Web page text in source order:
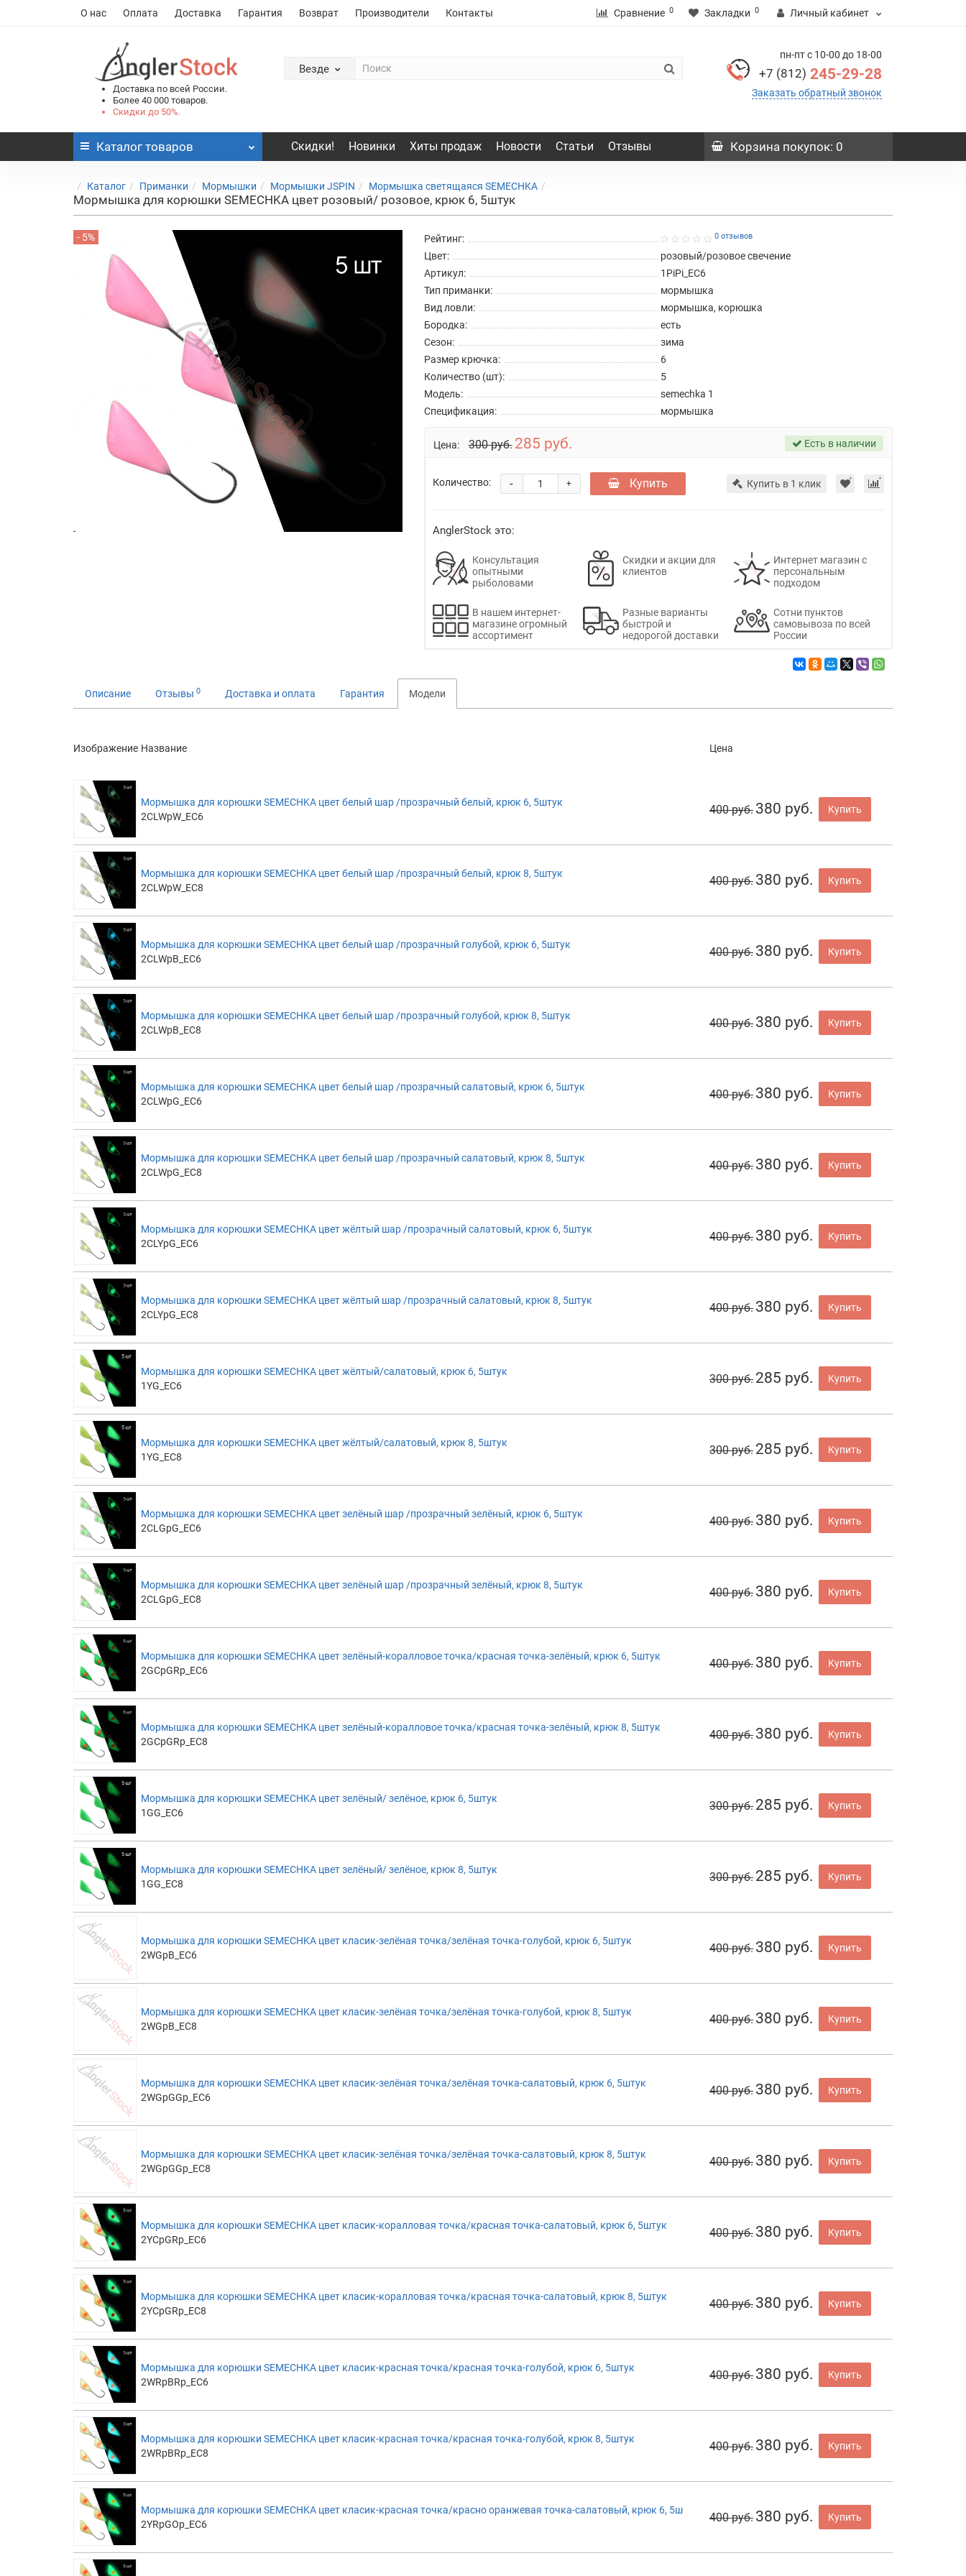
О нас Оплата Доставка Гарантия Возврат Производители Контакты Сравнение 0 Закладки 0 Личный кабинет
Доставка по всей России.
Более 40 000 товаров.
Скидки до 50%.
Везде
пн-пт с 10-00 до 18-00
+7 (812) 245-29-28
Заказать обратный звонок
Каталог товаров Скидки! Новинки Хиты продаж Новости Статьи Отзывы Корзина покупок: 0
Каталог Приманки Мормышки Мормышки JSPIN Мормышка светящаяся SEMECHKA
Мормышка для корюшки SEMECHKA цвет розовый/ розовое, крюк 6, 5штук
- 5% Рейтинг: 0 отзывов
Цвет:
розовый/розовое свечение
Артикул:
1PiPi_EC6
Тип приманки:
мормышка
Вид ловли:
мормышка, корюшка
Бородка:
есть
Сезон:
зима
Размер крючка:
6
Количество (шт):
5
Модель:
semechka 1
Спецификация:
мормышка
Цена: 300 руб. 285 руб. Есть в наличии
Количество: +
- Купить Купить в 1 клик
AnglerStock это:
Консультация
опытными
рыболовами
Скидки и акции для
клиентов
Интернет магазин с
персональным
подходом
В нашем интернет-
магазине огромный
ассортимент
Разные варианты
быстрой и
недорогой доставки
Сотни пунктов
самовывоза по всей
России
Описание Отзывы 0 Доставка и оплата Гарантия Модели
Изображение Название Цена
Мормышка для корюшки SEMECHKA цвет белый шар /прозрачный белый, крюк 6, 5штук
2CLWpW_EC6
400 руб. 380 руб. Купить
Мормышка для корюшки SEMECHKA цвет белый шар /прозрачный белый, крюк 8, 5штук
2CLWpW_EC8
400 руб. 380 руб. Купить
Мормышка для корюшки SEMECHKA цвет белый шар /прозрачный голубой, крюк 6, 5штук
2CLWpB_EC6
400 руб. 380 руб. Купить
Мормышка для корюшки SEMECHKA цвет белый шар /прозрачный голубой, крюк 8, 5штук
2CLWpB_EC8
400 руб. 380 руб. Купить
Мормышка для корюшки SEMECHKA цвет белый шар /прозрачный салатовый, крюк 6, 5штук
2CLWpG_EC6
400 руб. 380 руб. Купить
Мормышка для корюшки SEMECHKA цвет белый шар /прозрачный салатовый, крюк 8, 5штук
2CLWpG_EC8
400 руб. 380 руб. Купить
Мормышка для корюшки SEMECHKA цвет жёлтый шар /прозрачный салатовый, крюк 6, 5штук
2CLYpG_EC6
400 руб. 380 руб. Купить
Мормышка для корюшки SEMECHKA цвет жёлтый шар /прозрачный салатовый, крюк 8, 5штук
2CLYpG_EC8
400 руб. 380 руб. Купить
Мормышка для корюшки SEMECHKA цвет жёлтый/салатовый, крюк 6, 5штук
1YG_EC6
300 руб. 285 руб. Купить
Мормышка для корюшки SEMECHKA цвет жёлтый/салатовый, крюк 8, 5штук
1YG_EC8
300 руб. 285 руб. Купить
Мормышка для корюшки SEMECHKA цвет зелёный шар /прозрачный зелёный, крюк 6, 5штук
2CLGpG_EC6
400 руб. 380 руб. Купить
Мормышка для корюшки SEMECHKA цвет зелёный шар /прозрачный зелёный, крюк 8, 5штук
2CLGpG_EC8
400 руб. 380 руб. Купить
Мормышка для корюшки SEMECHKA цвет зелёный-коралловое точка/красная точка-зелёный, крюк 6, 5штук
2GCpGRp_EC6
400 руб. 380 руб. Купить
Мормышка для корюшки SEMECHKA цвет зелёный-коралловое точка/красная точка-зелёный, крюк 8, 5штук
2GCpGRp_EC8
400 руб. 380 руб. Купить
Мормышка для корюшки SEMECHKA цвет зелёный/ зелёное, крюк 6, 5штук
1GG_EC6
300 руб. 285 руб. Купить
Мормышка для корюшки SEMECHKA цвет зелёный/ зелёное, крюк 8, 5штук
1GG_EC8
300 руб. 285 руб. Купить
Мормышка для корюшки SEMECHKA цвет класик-зелёная точка/зелёная точка-голубой, крюк 6, 5штук
2WGpB_EC6
400 руб. 380 руб. Купить
Мормышка для корюшки SEMECHKA цвет класик-зелёная точка/зелёная точка-голубой, крюк 8, 5штук
2WGpB_EC8
400 руб. 380 руб. Купить
Мормышка для корюшки SEMECHKA цвет класик-зелёная точка/зелёная точка-салатовый, крюк 6, 5штук
2WGpGGp_EC6
400 руб. 380 руб. Купить
Мормышка для корюшки SEMECHKA цвет класик-зелёная точка/зелёная точка-салатовый, крюк 8, 5штук
2WGpGGp_EC8
400 руб. 380 руб. Купить
Мормышка для корюшки SEMECHKA цвет класик-коралловая точка/красная точка-салатовый, крюк 6, 5штук
2YCpGRp_EC6
400 руб. 380 руб. Купить
Мормышка для корюшки SEMECHKA цвет класик-коралловая точка/красная точка-салатовый, крюк 8, 5штук
2YCpGRp_EC8
400 руб. 380 руб. Купить
Мормышка для корюшки SEMECHKA цвет класик-красная точка/красная точка-голубой, крюк 6, 5штук
2WRpBRp_EC6
400 руб. 380 руб. Купить
Мормышка для корюшки SEMECHKA цвет класик-красная точка/красная точка-голубой, крюк 8, 5штук
2WRpBRp_EC8
400 руб. 380 руб. Купить
Мормышка для корюшки SEMECHKA цвет класик-красная точка/красно оранжевая точка-салатовый, крюк 6, 5ш
2YRpGOp_EC6
400 руб. 380 руб. Купить